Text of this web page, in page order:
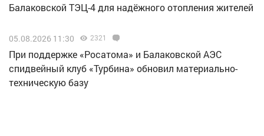
Балаковской ТЭЦ-4 для надёжного отопления жителей
05.08.2026 11:30 2321
При поддержке «Росатома» и Балаковской АЭС
спидвейный клуб «Турбина» обновил материально-
техническую базу